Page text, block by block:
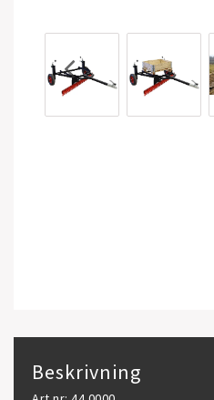
Beskrivning